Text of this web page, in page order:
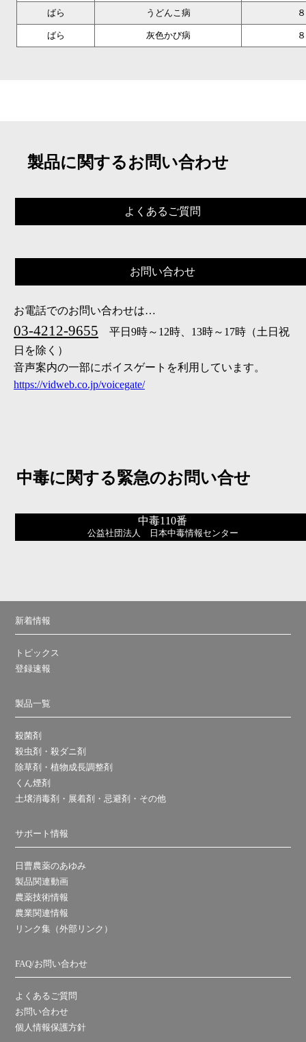
ばら うどんこ病
ばら 灰色かび病
製品に関するお問い合わせ
よくあるご質問
お問い合わせ
お電話でのお問い合わせは…
03-4212-9655 平日9時～12時、13時～17時（土日祝
日を除く）
音声案内の一部にボイスゲートを利用しています。
https://vidweb.co.jp/voicegate/
中毒に関する緊急のお問い合せ
中毒110番
公益社団法人 日本中毒情報センター
新着情報
トピックス
登録速報
製品一覧
殺菌剤
殺虫剤・殺ダニ剤
除草剤・植物成長調整剤
くん煙剤
土壌消毒剤・展着剤・忌避剤・その他
サポート情報
日曹農薬のあゆみ
製品関連動画
農薬技術情報
農業関連情報
リンク集（外部リンク）
FAQ/お問い合わせ
よくあるご質問
お問い合わせ
個人情報保護方針